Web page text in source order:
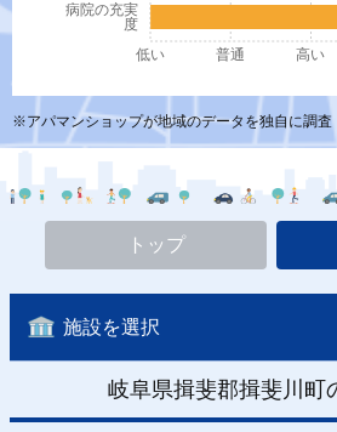
病院の充実
度
低い 普通 高い
※アパマンショップが地域のデータを独自に調査
トップ
施設を選択
岐阜県揖斐郡揖斐川町